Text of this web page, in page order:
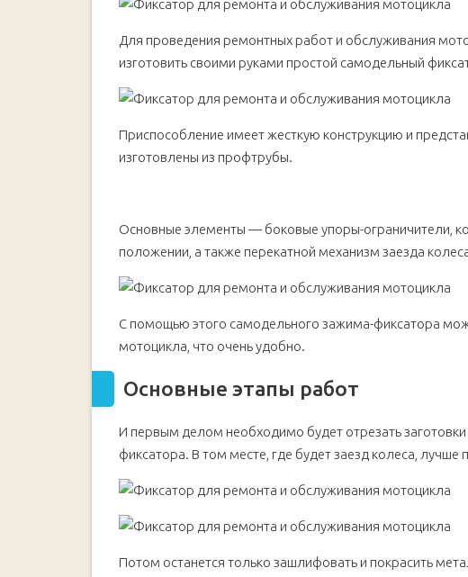
Для проведения ремонтных работ и обслуживания
изготовить своими руками простой самодельный
Приспособление имеет жесткую конструкцию и
изготовлены из профтрубы.
Основные элементы — боковые упоры-ограничители,
положении, а также перекатной механизм заезда
С помощью этого самодельного зажима-фиксатора
мотоцикла, что очень удобно.
Основные этапы работ
И первым делом необходимо будет отрезать
фиксатора. В том месте, где будет заезд колеса, лучше
Потом останется только зашлифовать и покрасить